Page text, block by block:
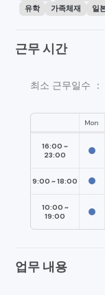
유학
가족체재 일
근무 시간
최소 근무일수 ：
Mon
16:00 ~
23:00
9:00 ~ 18:00
10:00 ~
19:00
업무 내용